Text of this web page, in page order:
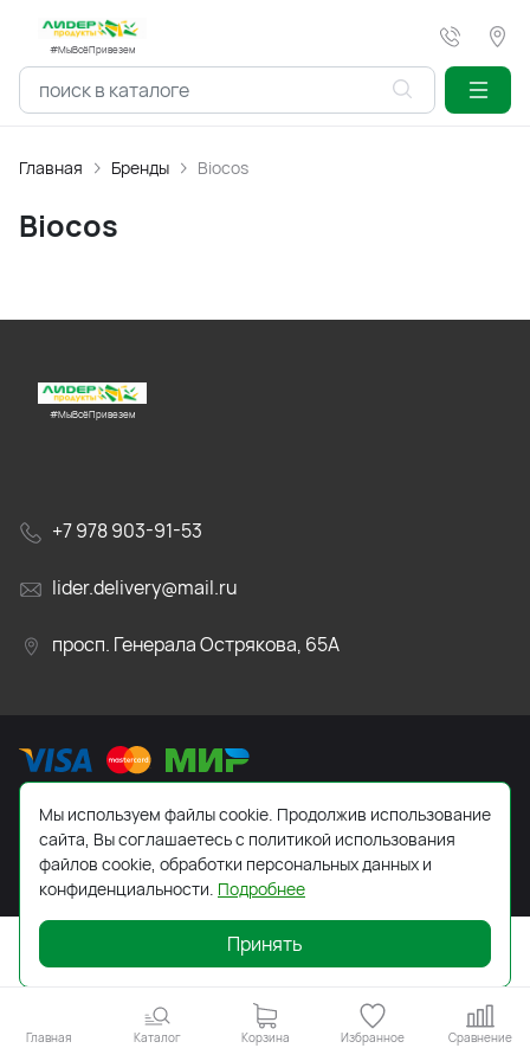
#МыВсёПривезем
Главная Бренды Biocos
Biocos
#МыВсёПривезем
+7 978 903-91-53
lider.delivery@mail.ru
просп. Генерала Острякова, 65А
2026 © Все права защищены. Работает наReadyScript
Главная Каталог Корзина Избранное Сравнение
Мы используем файлы cookie. Продолжив использование
сайта, Вы соглашаетесь с политикой использования
файлов cookie, обработки персональных данных и
конфиденциальности. Подробнее
Принять